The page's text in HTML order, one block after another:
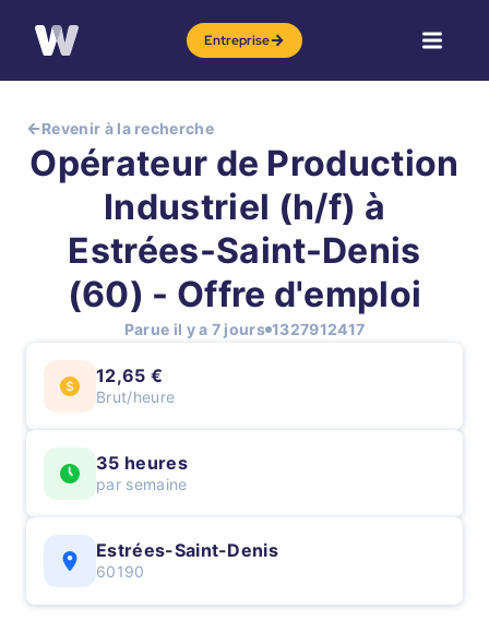
Entreprise
Revenir à la recherche
Opérateur de Production
Industriel (h/f) à
Estrées-Saint-Denis
(60) - Offre d'emploi
Parue il y a 7 jours 1327912417
12,65 €
Brut/heure
35 heures
par semaine
Estrées-Saint-Denis
60190